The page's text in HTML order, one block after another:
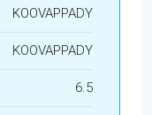
KOOVAPPADY
KOOVAPPADY
6.5